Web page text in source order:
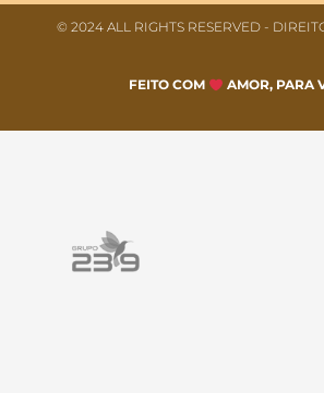
© 2024 ALL RIGHTS RESERVED​ -
FEITO COM AMOR, PARA